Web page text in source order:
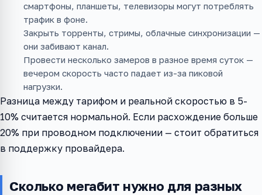
смартфоны, планшеты, телевизоры могут потреблять
трафик в фоне.
Закрыть торренты, стримы, облачные синхронизации —
они забивают канал.
Провести несколько замеров в разное время суток —
вечером скорость часто падает из-за пиковой
нагрузки.
Разница между тарифом и реальной скоростью в 5-
10% считается нормальной. Если расхождение больше
20% при проводном подключении — стоит обратиться
в поддержку провайдера.
Сколько мегабит нужно для разных